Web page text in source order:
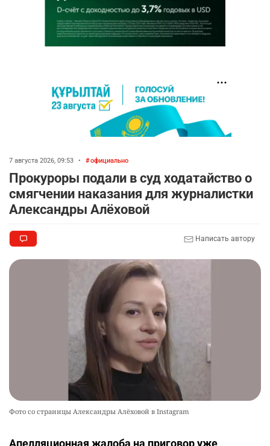
7 августа 2026, 09:53 • официально
Прокуроры подали в суд ходатайство о
смягчении наказания для журналистки
Александры Алёховой
Написать автору
Фото со страницы Александры Алёховой в Instagram
Апелляционная жалоба на приговор уже